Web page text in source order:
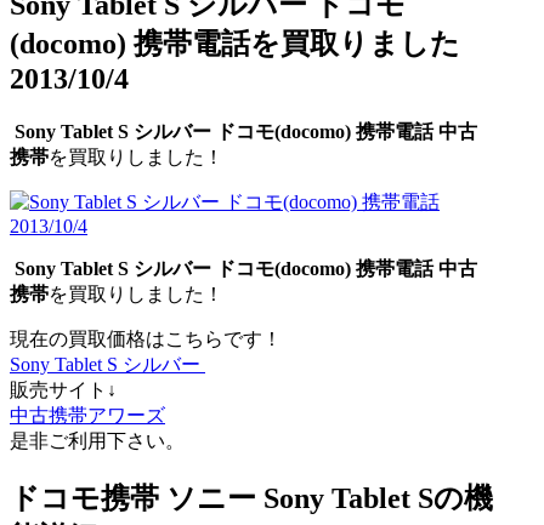
(docomo) 携帯電話を買取りました
2013/10/4
Sony Tablet S シルバー ドコモ(docomo) 携帯電話 中古
携帯を買取りしました！
Sony Tablet S シルバー ドコモ(docomo) 携帯電話 中古
携帯を買取りしました！
現在の買取価格はこちらです！
Sony Tablet S シルバー
販売サイト↓
中古携帯アワーズ
是非ご利用下さい。
ドコモ携帯 ソニー Sony Tablet Sの機